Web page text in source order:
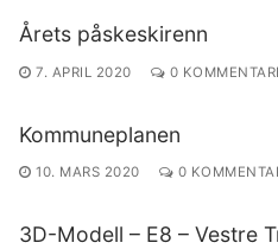
Årets påskeskirenn
7. APRIL 2020 0
Kommuneplanen
10. MARS 2020 0
3D-Modell – E8 – Vestre